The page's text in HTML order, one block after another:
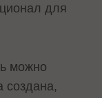
для
можно
создана,